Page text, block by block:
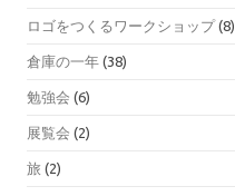
ロゴをつくるワークショップ(8)
倉庫の一年 (38)
勉強会 (6)
展覧会 (2)
旅 (2)